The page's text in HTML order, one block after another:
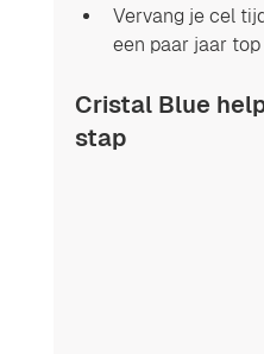
Vervang je cel
een paar jaar top
Cristal Blue
stap